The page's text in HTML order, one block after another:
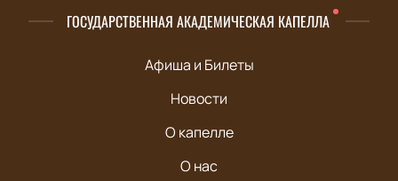
ГОСУДАРСТВЕННАЯ АКАДЕМИЧЕСКАЯ КАПЕЛЛА
Афиша и Билеты
Новости
О капелле
О нас